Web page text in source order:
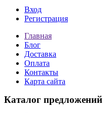
Вход
Регистрация
Главная
Блог
Доставка
Оплата
Контакты
Карта сайта
Каталог предложений